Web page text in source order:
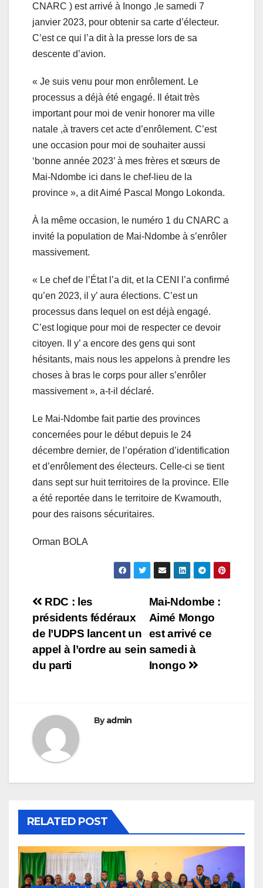
CNARC ) est arrivé à Inongo ,le samedi 7
janvier 2023, pour obtenir sa carte d’électeur.
C’est ce qui l’a dit à la presse lors de sa
descente d’avion.
« Je suis venu pour mon enrôlement. Le
processus a déjà été engagé. Il était très
important pour moi de venir honorer ma ville
natale ,à travers cet acte d’enrôlement. C’est
une occasion pour moi de souhaiter aussi
‘bonne année 2023’ à mes frères et sœurs de
Mai-Ndombe ici dans le chef-lieu de la
province », a dit Aimé Pascal Mongo Lokonda.
À la même occasion, le numéro 1 du CNARC a
invité la population de Mai-Ndombe à s’enrôler
massivement.
« Le chef de l’État l’a dit, et la CENI l’a confirmé
qu’en 2023, il y’ aura élections. C’est un
processus dans lequel on est déjà engagé.
C’est logique pour moi de respecter ce devoir
citoyen. Il y’ a encore des gens qui sont
hésitants, mais nous les appelons à prendre les
choses à bras le corps pour aller s’enrôler
massivement », a-t-il déclaré.
Le Mai-Ndombe fait partie des provinces
concernées pour le début depuis le 24
décembre dernier, de l’opération d’identification
et d’enrôlement des électeurs. Celle-ci se tient
dans sept sur huit territoires de la province. Elle
a été reportée dans le territoire de Kwamouth,
pour des raisons sécuritaires.
Orman BOLA
Navigation
de
l’article
Mai-Ndombe :
Aimé Mongo
est arrivé ce
samedi à
Inongo
RDC : les
présidents fédéraux
de l’UDPS lancent un
appel à l’ordre au sein
du parti
Byadmin
RELATED POST